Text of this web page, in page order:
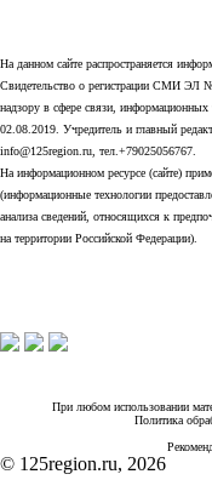
На данном сайте распространяется
Свидетельство о регистрации СМИ
надзору в сфере связи,
02.08.2019. Учредитель и главный
info@125region.ru, тел.+79025056767.
На информационном ресурсе (сайте)
(информационные технологии
анализа сведений, относящихся к
на территории Российской Федерации).
При любом использовании
Политика
© 125region.ru, 2026